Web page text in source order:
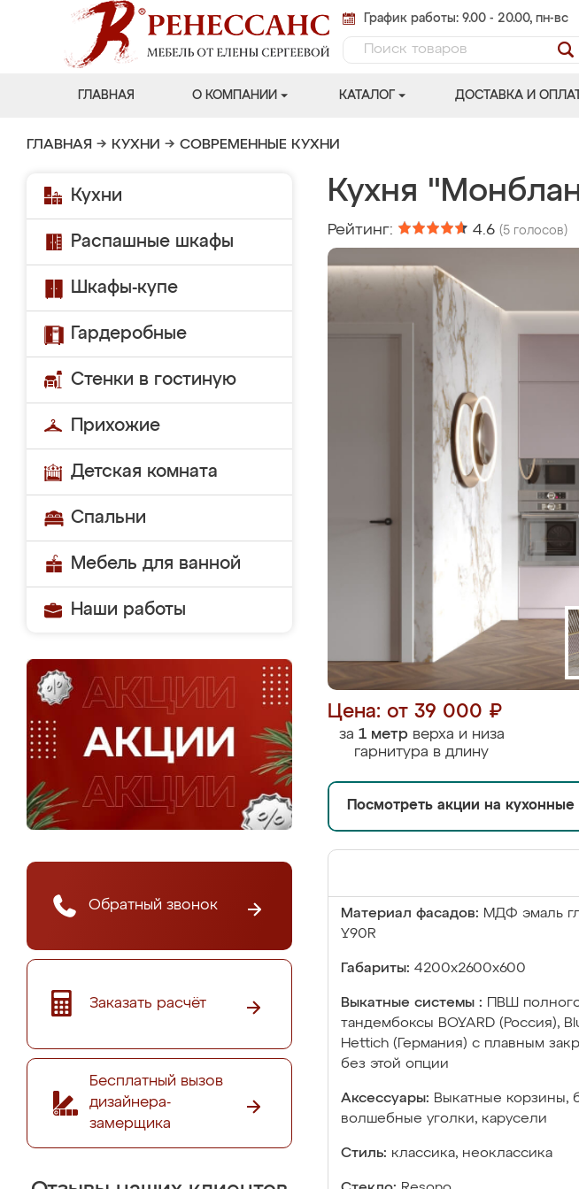
График работы: 9.00 - 20.00, пн-вс
ГЛАВНАЯ О КОМПАНИИ КАТАЛОГ ДОСТАВКА И
ГЛАВНАЯ → КУХНИ → СОВРЕМЕННЫЕ КУХНИ
Кухни
Распашные шкафы
Шкафы-купе
Гардеробные
Стенки в гостиную
Прихожие
Детская комната
Спальни
Мебель для ванной
Наши работы
Обратный звонок
Заказать расчёт
Бесплатный вызов
дизайнера-
замерщика
Кухня
Рейтинг: 4.6 (5 голосов)
Цена: от 39 000 ₽
за 1 метрверха и низа
гарнитура в длину
Посмотреть акции на кухонные
Материал фасадов: МДФ эмаль
Y90R
Габариты: 4200х2600х600
Выкатные системы :
ПВШ
тандембоксы BOYARD (Россия),
Hettich (Германия) с плавным
без этой опции
Аксессуары: Выкатные корзины,
волшебные уголки, карусели
Стиль: классика, неоклассика